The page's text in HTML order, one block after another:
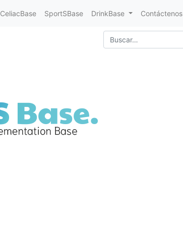
CeliacBase SportSBase DrinkBase Contáctenos